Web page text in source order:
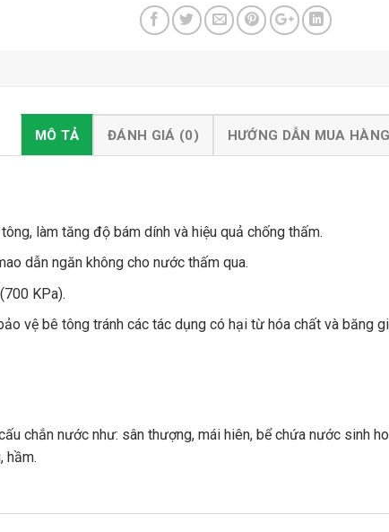
MÔ TẢ ĐÁNH GIÁ (0) HƯỚNG DẪN MUA HÀNG
làm tăng độ bám dính và hiệu quả chống thấm.
dẫn ngăn không cho nước thấm qua.
KPa).
vệ bê tông tránh các tác dụng có hại từ hóa chất và băng
chắn nước như: sân thượng, mái hiên, bể chứa nước sinh
hầm.